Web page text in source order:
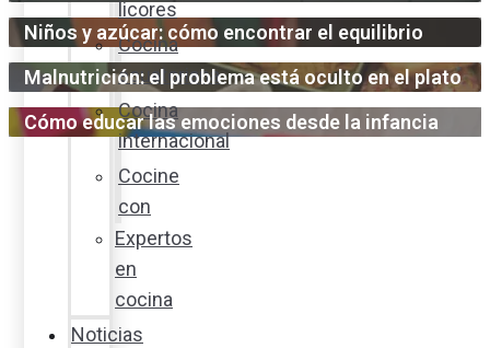
licores
Cocina
ecuatoriana
Cocina
internacional
Cocine
con
Expertos
en
cocina
Noticias
Niños y azúcar: cómo encontrar el equilibrio
Malnutrición: el problema está oculto en el plato
Cómo educar las emociones desde la infancia